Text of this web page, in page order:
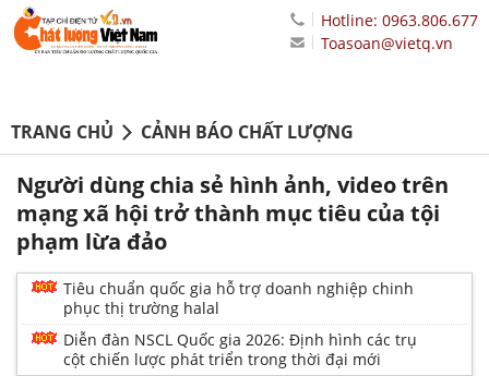
Hotline: 0963.806.677
Toasoan@vietq.vn
TRANG CHỦ CẢNH BÁO CHẤT LƯỢNG
Người dùng chia sẻ hình ảnh, video trên
mạng xã hội trở thành mục tiêu của tội
phạm lừa đảo
Tiêu chuẩn quốc gia hỗ trợ doanh nghiệp chinh
phục thị trường halal
Diễn đàn NSCL Quốc gia 2026: Định hình các trụ
cột chiến lược phát triển trong thời đại mới